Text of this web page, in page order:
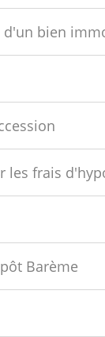
d'un bien
les frais
Barème